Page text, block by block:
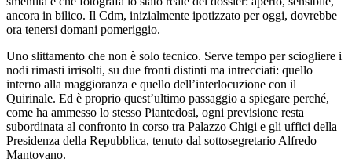
ancora in bilico. Il Cdm, inizialmente ipotizzato per oggi, dovrebbe
ora tenersi domani pomeriggio.
Uno slittamento che non è solo tecnico. Serve tempo per sciogliere i
nodi rimasti irrisolti, su due fronti distinti ma intrecciati: quello
interno alla maggioranza e quello dell’interlocuzione con il
Quirinale. Ed è proprio quest’ultimo passaggio a spiegare perché,
come ha ammesso lo stesso Piantedosi, ogni previsione resta
subordinata al confronto in corso tra Palazzo Chigi e gli uffici della
Presidenza della Repubblica, tenuto dal sottosegretario Alfredo
Mantovano.